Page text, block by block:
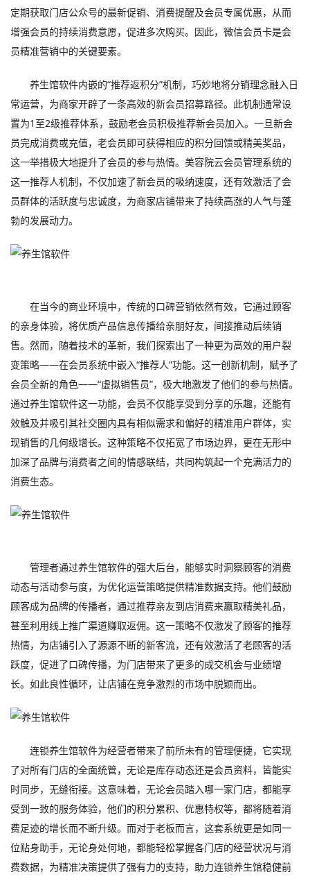
定期获取门店公众号的最新促销、消费提醒及会员专属优惠，从而
增强会员的持续消费意愿，促进多次购买。因此，微信会员卡是会
员精准营销中的关键要素。
养生馆软件内嵌的“推荐返积分”机制，巧妙地将分销理念融入日
常运营，为商家开辟了一条高效的新会员招募路径。此机制通常设
置为1至2级推荐体系，鼓励老会员积极推荐新会员加入。一旦新会
员完成消费或充值，老会员即可获得相应的积分回馈或精美奖品，
这一举措极大地提升了会员的参与热情。美容院云会员管理系统的
这一推荐人机制，不仅加速了新会员的吸纳速度，还有效激活了会
员群体的活跃度与忠诚度，为商家店铺带来了持续高涨的人气与蓬
勃的发展动力。
在当今的商业环境中，传统的口碑营销依然有效，它通过顾客
的亲身体验，将优质产品信息传播给亲朋好友，间接推动后续销
售。然而，随着技术的革新，我们探索出了一种更为高效的用户裂
变策略——在会员系统中嵌入“推荐人”功能。这一创新机制，赋予了
会员全新的角色——“虚拟销售员”，极大地激发了他们的参与热情。
通过养生馆软件这一功能，会员不仅能享受到分享的乐趣，还能有
效触及并吸引其社交圈内具有相似需求和偏好的精准用户群体，实
现销售的几何级增长。这种策略不仅拓宽了市场边界，更在无形中
加深了品牌与消费者之间的情感联结，共同构筑起一个充满活力的
消费生态。
管理者通过养生馆软件的强大后台，能够实时洞察顾客的消费
动态与活动参与度，为优化运营策略提供精准数据支持。他们鼓励
顾客成为品牌的传播者，通过推荐亲友到店消费来赢取精美礼品，
甚至利用线上推广渠道赚取返佣。这一策略不仅激发了顾客的推荐
热情，为店铺引入了源源不断的新客流，还有效激活了老顾客的活
跃度，促进了口碑传播，为门店带来了更多的成交机会与业绩增
长。如此良性循环，让店铺在竞争激烈的市场中脱颖而出。
连锁养生馆软件为经营者带来了前所未有的管理便捷，它实现
了对所有门店的全面统管，无论是库存动态还是会员资料，皆能实
时同步，无缝衔接。这意味着，无论会员踏入哪一家门店，都能享
受到一致的服务体验，他们的积分累积、优惠特权等，都将随着消
费足迹的增长而不断升级。而对于老板而言，这套系统更是如同一
位贴身助手，无论身处何地，都能轻松掌握各门店的经营状况与消
费数据，为精准决策提供了强有力的支持，助力连锁养生馆稳健前